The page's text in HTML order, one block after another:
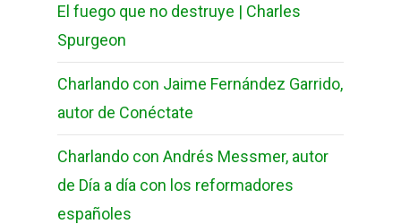
El fuego que no destruye | Charles
Spurgeon
Charlando con Jaime Fernández Garrido,
autor de Conéctate
Charlando con Andrés Messmer, autor
de Día a día con los reformadores
españoles